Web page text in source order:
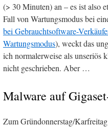
(> 30 Minuten) an – es ist also
Fall von Wartungsmodus bei
bei Gebrauchtsoftware-
Wartungsmodus), weckt das
ich normalerweise als unseriös
nicht geschrieben. Aber …
Malware auf
Zum Gründonnerstag/